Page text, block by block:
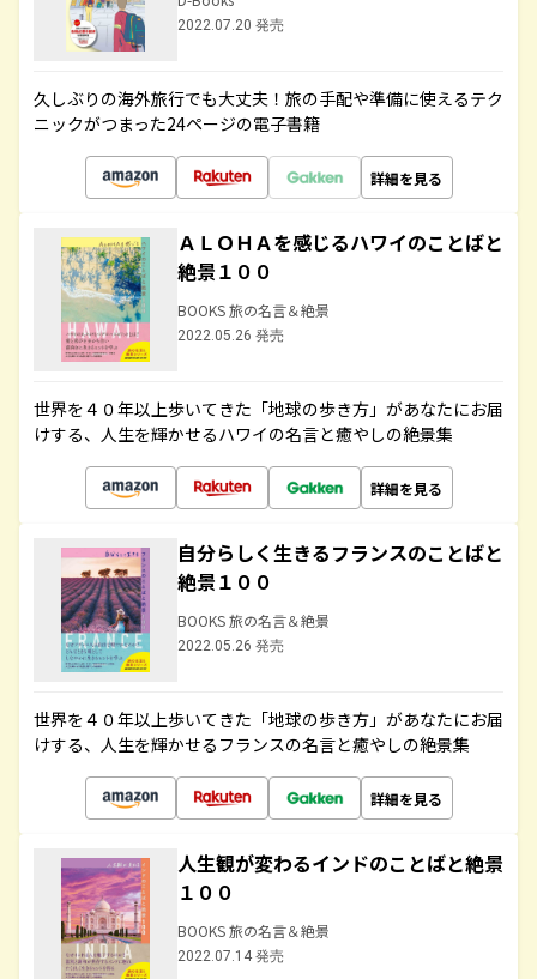
2022.07.20 発売
久しぶりの海外旅行でも大丈夫！旅の手配や準備に使えるテク
ニックがつまった24ページの電子書籍
詳細を見る
ＡＬＯＨＡを感じるハワイのことばと
絶景１００
BOOKS 旅の名言＆絶景
2022.05.26 発売
世界を４０年以上歩いてきた「地球の歩き方」があなたにお届
けする、人生を輝かせるハワイの名言と癒やしの絶景集
詳細を見る
自分らしく生きるフランスのことばと
絶景１００
BOOKS 旅の名言＆絶景
2022.05.26 発売
世界を４０年以上歩いてきた「地球の歩き方」があなたにお届
けする、人生を輝かせるフランスの名言と癒やしの絶景集
詳細を見る
人生観が変わるインドのことばと絶景
１００
BOOKS 旅の名言＆絶景
2022.07.14 発売